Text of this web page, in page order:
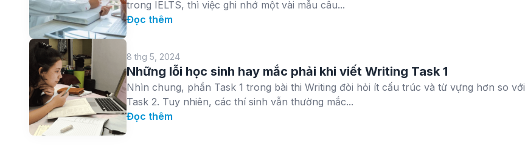
trong IELTS, thì việc ghi nhớ một vài mẫu câu...
Đọc thêm
8 thg 5, 2024
Những lỗi học sinh hay mắc phải khi viết Writing Task 1
Nhìn chung, phần Task 1 trong bài thi Writing đòi hỏi ít cấu trúc và từ vựng hơn so với
Task 2. Tuy nhiên, các thí sinh vẫn thường mắc...
Đọc thêm